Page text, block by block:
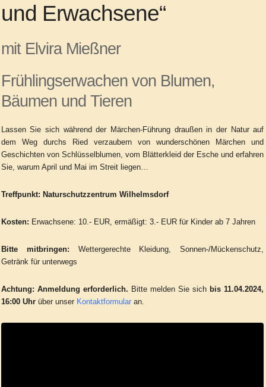
und Erwachsene“
mit Elvira Mießner
Frühlingserwachen von Blumen,
Bäumen und Tieren
Lassen Sie sich während der Märchen-Führung draußen in der Natur auf
dem Weg durchs Ried verzaubern von wunderschönen Märchen und
Geschichten von Schlüsselblumen, vom Blätterkleid der Esche und erfahren
Sie, warum April und Mai im Streit liegen…
Treffpunkt: Naturschutzzentrum Wilhelmsdorf
Kosten: Erwachsene: 10.- EUR, ermäßigt: 3.- EUR für Kinder ab 7 Jahren
Bitte mitbringen: Wettergerechte Kleidung, Sonnen-/Mückenschutz,
Getränk für unterwegs
Achtung: Anmeldung erforderlich. Bitte melden Sie sich bis 11.04.2024,
16:00 Uhr über unserKontaktformularan.